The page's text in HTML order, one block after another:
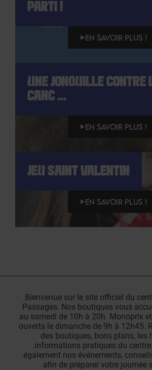
PARTI !
EN SAVOIR PLUS !
UNE JONQUILLE CONTRE
CANC ...
EN SAVOIR PLUS !
JEU SAINT VALENTIN
EN SAVOIR PLUS !
Bienvenue sur le site officiel du
Passages. Nos boutiques vous
au samedi de 10h à 20h. Monoprix
ouverts le dimanche de 9h à 12h45.
des boutiques, bons plans, les
informations pratiques du
également nos événements,
afin de préparer votre journée